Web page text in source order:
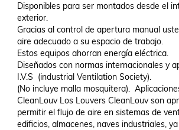
Disponibles para ser montados desde el
exterior.
Gracias al control de apertura manual
aire adecuado a su espacio de trabajo.
Estos equipos ahorran energía eléctrica.
Diseñados con normas internacionales y
I.V.S  (industrial Ventilation Society).
(No incluye malla mosquitera).
CleanLouv Los Louvers CleanLouv son
permitir el flujo de aire en sistemas de
edificios, almacenes, naves industriales,